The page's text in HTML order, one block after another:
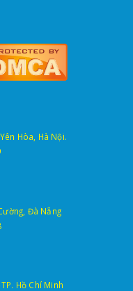
Hòa, Hà Nội.
Đà Nẵng
Hồ Chí Minh